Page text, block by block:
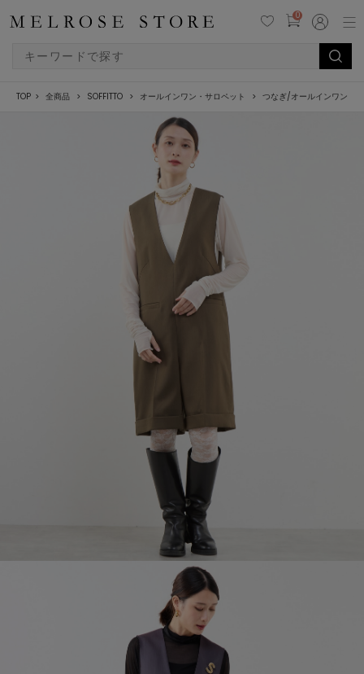
0
TOP 全商品 SOFFITTO オールインワン・サロペット つなぎ/オールインワン